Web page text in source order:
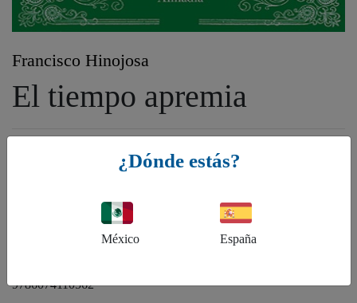
Francisco Hinojosa
El tiempo apremia
FB - Ficción: general y literaria, FU - Ficción humorística, FYB -
9786074110562
¿Dónde estás?
México España